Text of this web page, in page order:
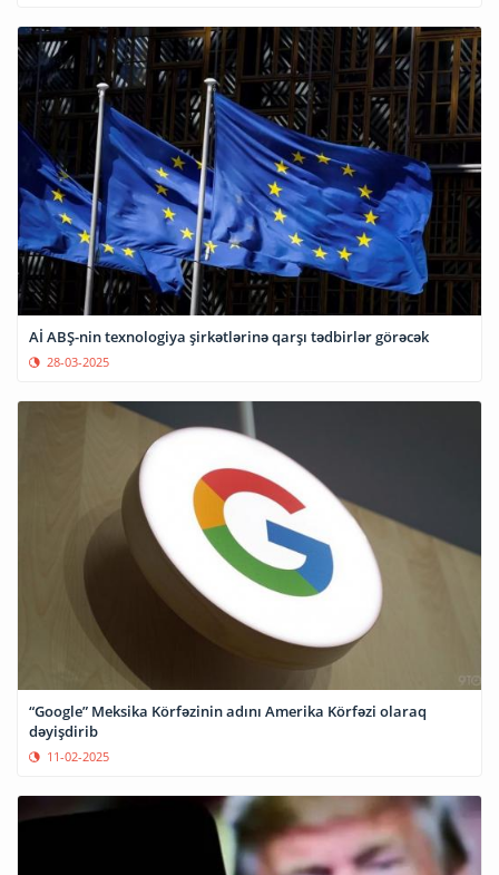
Aİ ABŞ-nin texnologiya şirkətlərinə qarşı tədbirlər görəcək
28-03-2025
“Google” Meksika Körfəzinin adını Amerika Körfəzi olaraq
dəyişdirib
11-02-2025